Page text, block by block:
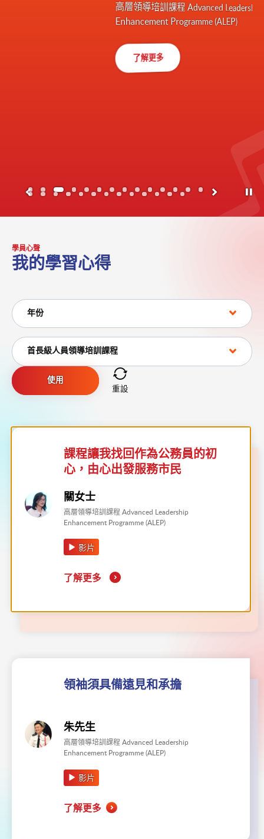
高層領導培訓課程 Advanced Leadership
Enhancement Programme (ALEP)
按下
學員心聲
我的學習心得
年份
年份
類別
首長級人員領導培訓課程
使用
重設
課程讓我找回作為公務員的初
心，由心出發服務市民
關女士
高層領導培訓課程 Advanced Leadership
Enhancement Programme (ALEP)
影片
了解更多
領袖須具備遠見和承擔
朱先生
高層領導培訓課程 Advanced Leadership
Enhancement Programme (ALEP)
影片
了解更多